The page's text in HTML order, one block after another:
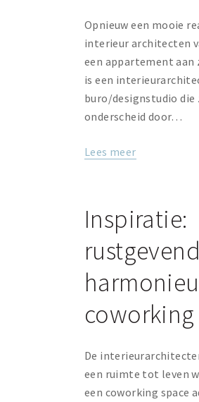
Opnieuw een mooie
interieur architecten
een appartement aan
is een
buro/designstudio die
onderscheid door…
Lees meer
Inspiratie:
coworking
De
een ruimte tot leven
een coworking space